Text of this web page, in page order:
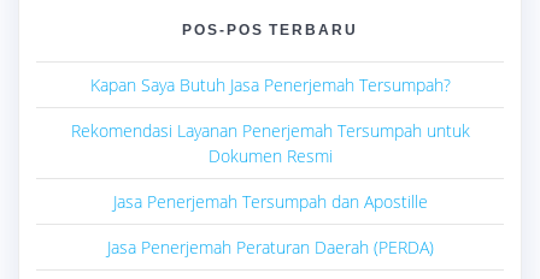
POS-POS TERBARU
Kapan Saya Butuh Jasa Penerjemah Tersumpah?
Rekomendasi Layanan Penerjemah Tersumpah untuk
Dokumen Resmi
Jasa Penerjemah Tersumpah dan Apostille
Jasa Penerjemah Peraturan Daerah (PERDA)